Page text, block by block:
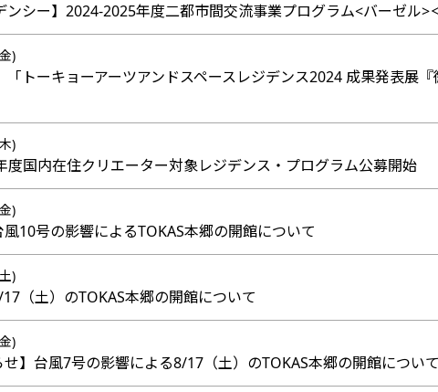
ンシー】2024-2025年度二都市間交流事業プログラム<バーゼル
)
「トーキョーアーツアンドスペースレジデンス2024 成果発表展
)
度国内在住クリエーター対象レジデンス・プログラム公募開始
)
風10号の影響によるTOKAS本郷の開館について
)
17（土）のTOKAS本郷の開館について
)
せ】台風7号の影響による8/17（土）のTOKAS本郷の開館について